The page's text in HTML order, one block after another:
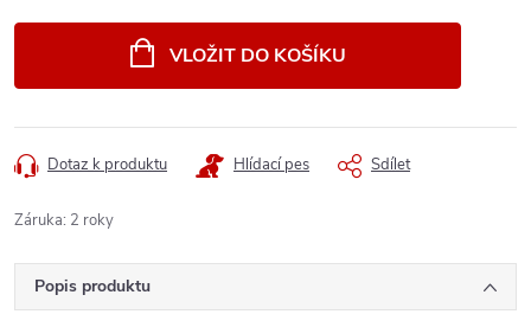
VLOŽIT DO KOŠÍKU
Dotaz k produktu Hlídací pes Sdílet
Záruka: 2 roky
Popis produktu